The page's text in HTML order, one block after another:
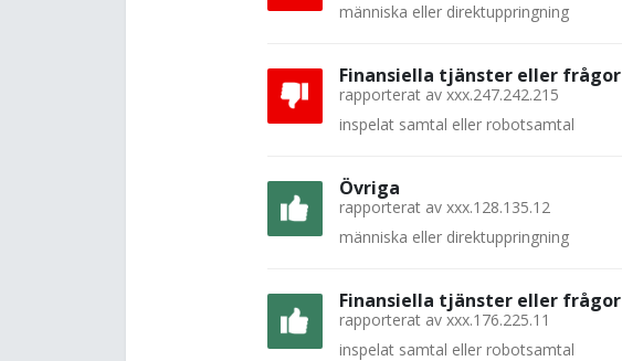
människa eller direktuppringning
Finansiella tjänster eller frågor
rapporterat av xxx.247.242.215
inspelat samtal eller robotsamtal
Övriga
rapporterat av xxx.128.135.12
människa eller direktuppringning
Finansiella tjänster eller frågor
rapporterat av xxx.176.225.11
inspelat samtal eller robotsamtal